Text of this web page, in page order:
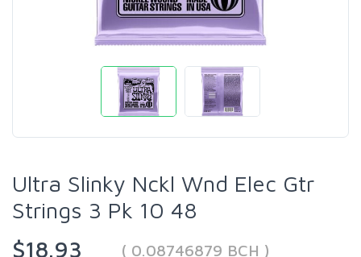
Ultra Slinky Nckl Wnd Elec Gtr
Strings 3 Pk 10 48
$18.93
( 0.08746879 BCH )